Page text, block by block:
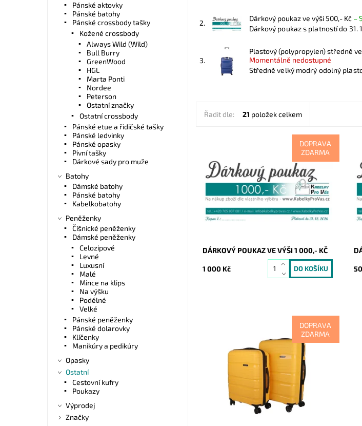
2.
Dárkový poukaz ve výši 500,- Kč –
Dárkový poukaz s platností do 31.
3.
Plastový (polypropylen) středně
Momentálně nedostupné
Středně velký modrý odolný
Řadit dle: 21 položek celkem
DOPRAVA
ZDARMA
Dárkový poukaz s platností do 31. 12.
2026.
Dostupnost:
Skladem
7530
DÁRKOVÝ POUKAZ VE VÝŠI 1 000,- KČ
1 000 Kč
DOPRAVA
ZDARMA
Sada 2 kufrů: Malý a středně velký žlutý
odolný plastový (skořepinový) cestovní
kufr značky VIAGIO vyrobené z pevného
polypropylenu, jež je...
Dostupnost:
Skladem
20292
VIAGIO
2 roky
Pánské aktovky
Pánské batohy
Pánské crossbody tašky
Kožené crossbody
Always Wild (Wild)
Bull Burry
GreenWood
HGL
Marta Ponti
Nordee
Peterson
Ostatní značky
Ostatní crossbody
Pánské etue a řidičské tašky
Pánské ledvinky
Pánské opasky
Pivní tašky
Dárkové sady pro muže
Batohy
Dámské batohy
Pánské batohy
Kabelkobatohy
Peněženky
Číšnické peněženky
Dámské peněženky
Celozipové
Levné
Luxusní
Malé
Mince na klips
Na výšku
Podélné
Velké
Pánské peněženky
Pánské dolarovky
Klíčenky
Manikúry a pedikúry
Opasky
Ostatní
Cestovní kufry
Poukazy
Výprodej
Značky